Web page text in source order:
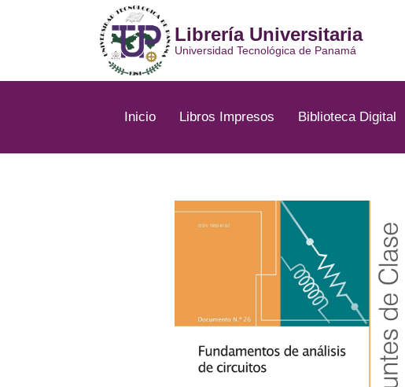
Librería Universitaria
Universidad Tecnológica de Panamá
Inicio Libros Impresos Biblioteca Digital